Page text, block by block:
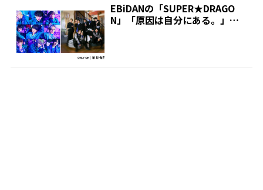
EBiDANの「SUPER★DRAGO
N」「原因は自分にある。」、